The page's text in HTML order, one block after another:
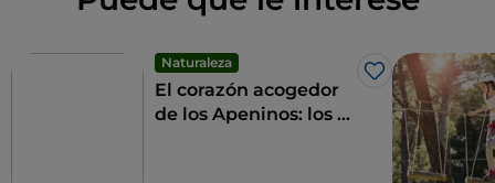
Naturaleza
Me gusta
El corazón acogedor
de los Apeninos: los 9